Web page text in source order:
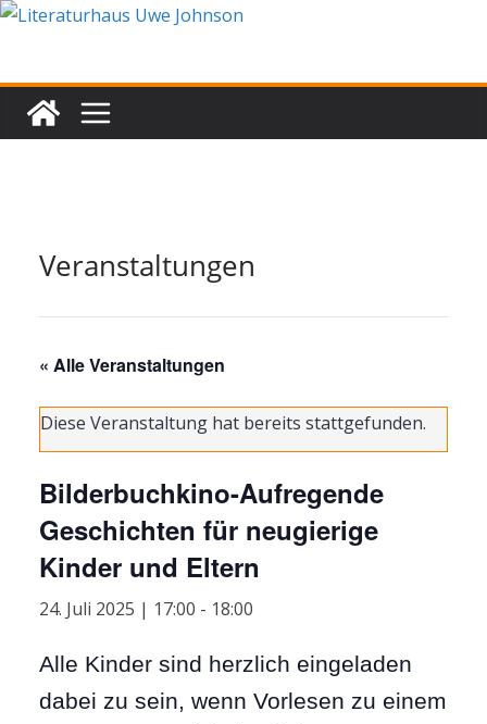
Zum
Veranstaltungen
« Alle Veranstaltungen
Diese Veranstaltung hat bereits stattgefunden.
Bilderbuchkino-Aufregende
Geschichten für neugierige
Kinder und Eltern
24. Juli 2025 | 17:00 - 18:00
Alle Kinder sind herzlich eingeladen
dabei zu sein, wenn Vorlesen zu einem